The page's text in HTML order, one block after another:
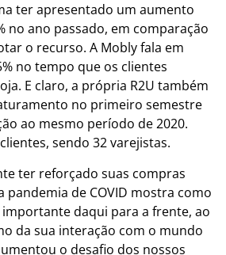
ter apresentado um aumento
no ano passado, em comparação
o recurso. A Mobly fala em
no tempo que os clientes
E claro, a própria R2U também
no primeiro semestre
ao mesmo período de 2020.
sendo 32 varejistas.
ter reforçado suas compras
pandemia de COVID mostra como
daqui para a frente, ao
da sua interação com o mundo
o desafio dos nossos